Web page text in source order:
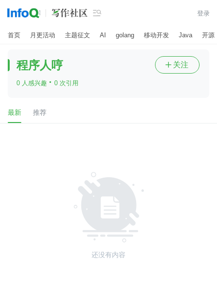
 登录
首页 月更活动 主题征文 AI golang 移动开发 Java 开源
程序人哼
0 人感兴趣 · 0 次引用
 关注
最新 推荐
还没有内容